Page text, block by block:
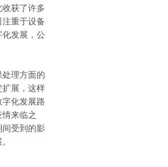
获了许多
重于设备
化发展，公
理方面的
扩展，这样
化发展路
来临之
间受到的影